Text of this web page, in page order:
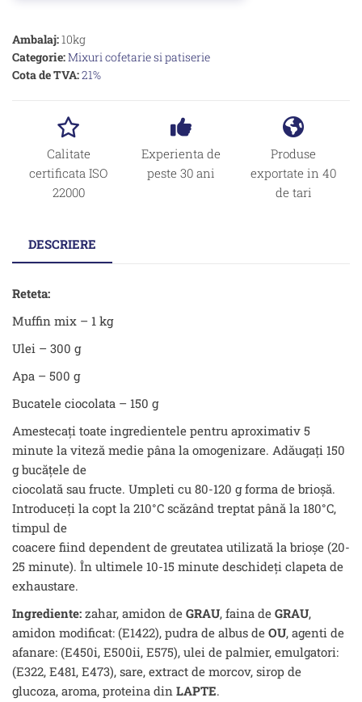
Ambalaj:10kg
Categorie:Mixuri cofetarie si patiserie
Cota de TVA:21%
Calitate
certificata ISO
22000
Experienta de
peste 30 ani
Produse
exportate in 40
de tari
DESCRIERE
Reteta:
Muffin mix – 1 kg
Ulei – 300 g
Apa – 500 g
Bucatele ciocolata – 150 g
Amestecați toate ingredientele pentru aproximativ 5
minute la viteză medie pâna la omogenizare. Adăugați 150
g bucățele de
ciocolată sau fructe. Umpleti cu 80-120 g forma de brioșă.
Introduceți la copt la 210°C scăzând treptat până la 180°C,
timpul de
coacere fiind dependent de greutatea utilizată la brioșe (20-
25 minute). În ultimele 10-15 minute deschideți clapeta de
exhaustare.
Ingrediente: zahar, amidon de GRAU, faina de GRAU,
amidon modificat: (E1422), pudra de albus de OU, agenti de
afanare: (E450i, E500ii, E575), ulei de palmier, emulgatori:
(E322, E481, E473), sare, extract de morcov, sirop de
glucoza, aroma, proteina din LAPTE.